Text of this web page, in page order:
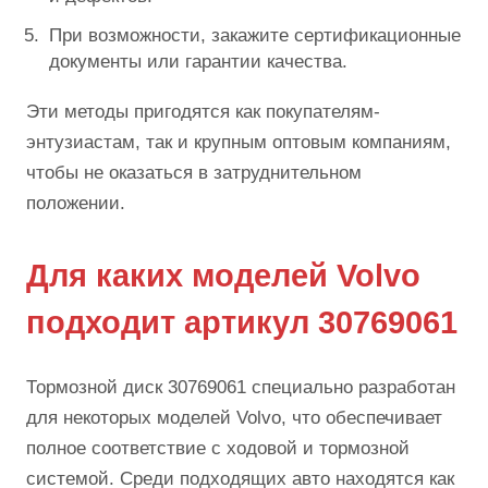
При возможности, закажите сертификационные
документы или гарантии качества.
Эти методы пригодятся как покупателям-
энтузиастам, так и крупным оптовым компаниям,
чтобы не оказаться в затруднительном
положении.
Для каких моделей Volvo
подходит артикул 30769061
Тормозной диск 30769061 специально разработан
для некоторых моделей Volvo, что обеспечивает
полное соответствие с ходовой и тормозной
системой. Среди подходящих авто находятся как